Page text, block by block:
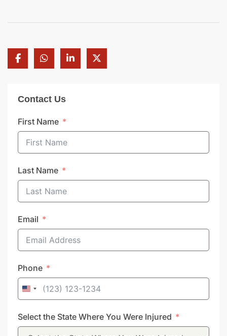
Contact Us
First Name
Last Name
Email
Phone
United
+1
Select the State Where You Were Injured